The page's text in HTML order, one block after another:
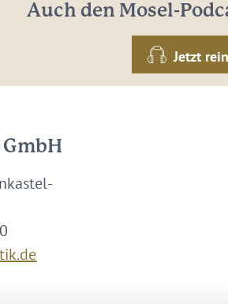
Auch den Mosel-
Jetzt